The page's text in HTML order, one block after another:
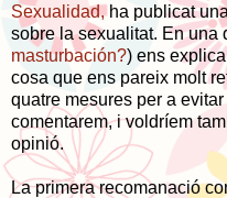
Sexualidad,ha publicat
sobre la sexualitat. En una
masturbación?) ens
cosa que ens pareix molt
quatre mesures per a
comentarem, i voldríem
opinió.
La primera recomanació